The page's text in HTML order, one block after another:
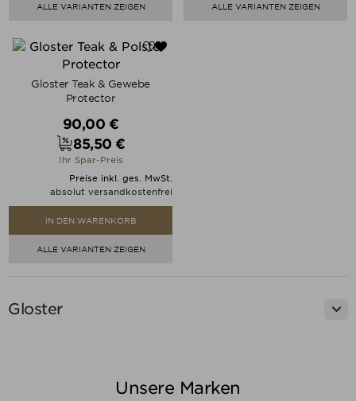
Gloster 
ALLE VARIANTEN ZEIGEN ALLE VARIANTEN ZEIGEN
Gloster Teak & Gewebe
Protector
Verkaufspreis
90,00 €
Preis
85,50 €
Ihr Spar-Preis
Preise inkl. ges. MwSt.
absolut versandkostenfrei
IN DEN WARENKORB
ALLE VARIANTEN ZEIGEN
Unsere Marken